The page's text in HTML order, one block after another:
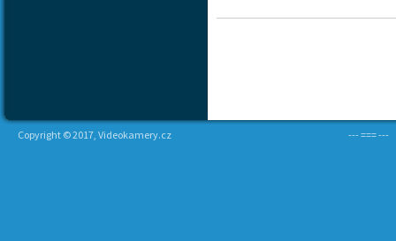
Copyright © 2017, Videokamery.cz --- === ---